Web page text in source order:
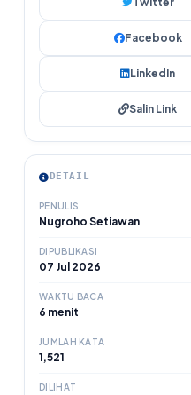
Facebook
LinkedIn
Salin Link
DETAIL
PENULIS
Nugroho Setiawan
DIPUBLIKASI
07 Jul 2026
WAKTU BACA
6 menit
JUMLAH KATA
1,521
DILIHAT